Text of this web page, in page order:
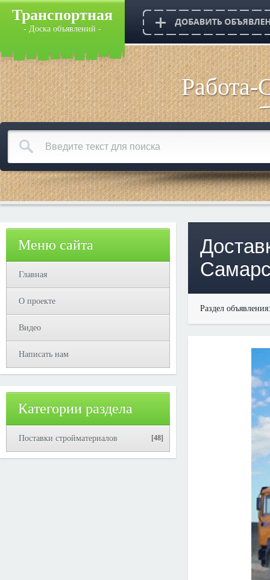
Транспортная
- Доска объявлений -
Меню сайта
Главная
О проекте
Видео
Написать нам
Категории раздела
Поставки стройматериалов [48]
Раздел